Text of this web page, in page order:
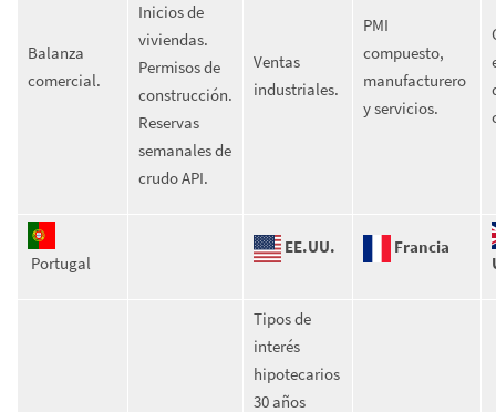
Balanza
comercial.
Inicios de
viviendas.
Permisos de
construcción.
Reservas
semanales de
crudo API.
Ventas
industriales.
PMI
compuesto,
manufacturero
y servicios.
Portugal
EE.UU. Francia
Tipos de
interés
hipotecarios
30 años